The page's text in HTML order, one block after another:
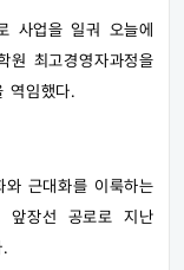
사업을 일궈 오늘에
최고경영자과정을
역임했다.
와 근대화를 이룩하는
앞장선 공로로 지난
.